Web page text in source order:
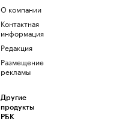
О компании
Контактная
информация
Редакция
Размещение
рекламы
Другие
продукты
РБК